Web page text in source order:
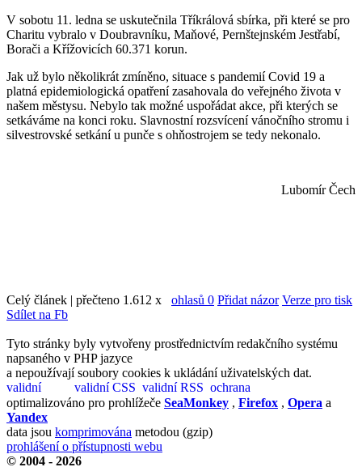
V sobotu 11. ledna se uskutečnila Tříkrálová sbírka, při které se pro
Charitu vybralo v Doubravníku, Maňové, Pernštejnském Jestřabí,
Borači a Křížovicích 60.371 korun.
Jak už bylo několikrát zmíněno, situace s pandemií Covid 19 a
platná epidemiologická opatření zasahovala do veřejného života v
našem městysu. Nebylo tak možné uspořádat akce, při kterých se
setkáváme na konci roku. Slavnostní rozsvícení vánočního stromu i
silvestrovské setkání u punče s ohňostrojem se tedy nekonalo.
Lubomír Čech
Celý článek | přečteno 1.612 x ohlasů 0 Přidat názor Verze pro tisk
Sdílet na Fb
Tyto stránky byly vytvořeny prostřednictvím redakčního systému
napsaného v PHP jazyce
a nepoužívají soubory cookies k ukládání uživatelských dat.
optimalizováno pro prohlížeče SeaMonkey , Firefox , Opera a
Yandex
data jsou komprimována metodou (gzip)
prohlášení o přístupnosti webu
© 2004 - 2026